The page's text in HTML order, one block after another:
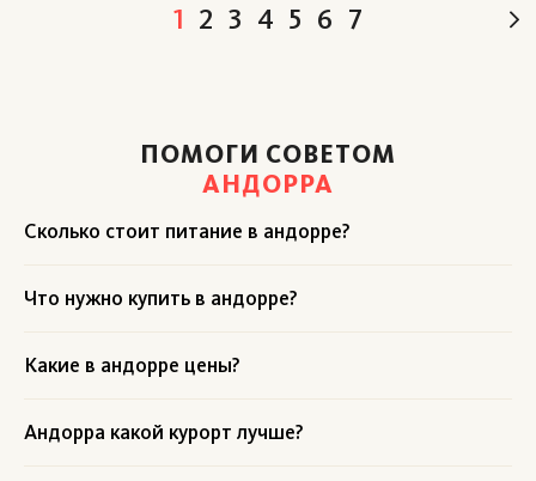
1 2 3 4 5 6 7
ПОМОГИ СОВЕТОМ
АНДОРРА
Сколько стоит питание в андорре?
Что нужно купить в андорре?
Какие в андорре цены?
Андорра какой курорт лучше?